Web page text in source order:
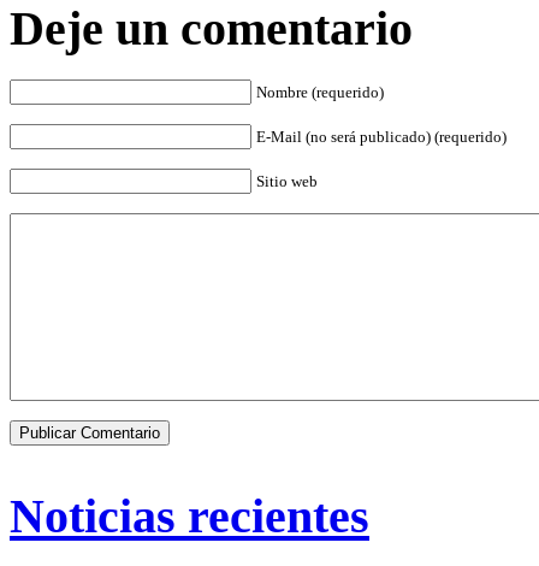
Deje un comentario
Nombre (requerido)
E-Mail (no será publicado) (requerido)
Sitio web
Noticias recientes